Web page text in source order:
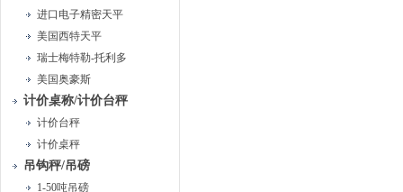
进口电子精密天平
美国西特天平
瑞士梅特勒-托利多
美国奥豪斯
计价桌称/计价台秤
计价台秤
计价桌秤
吊钩秤/吊磅
1-50吨吊磅